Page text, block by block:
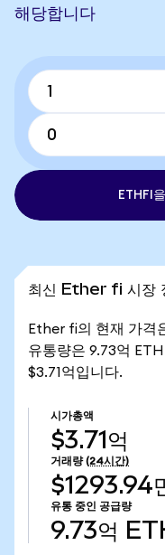
해당합니다
ETHFI
최신 Ether fi 시장
Ether fi의 현재 가격
유통량은 9.73억
$3.71억입니다.
시가총액
$3.71억
거래량 (24시간)
$1293.94
유통 중인 공급량
9.73억